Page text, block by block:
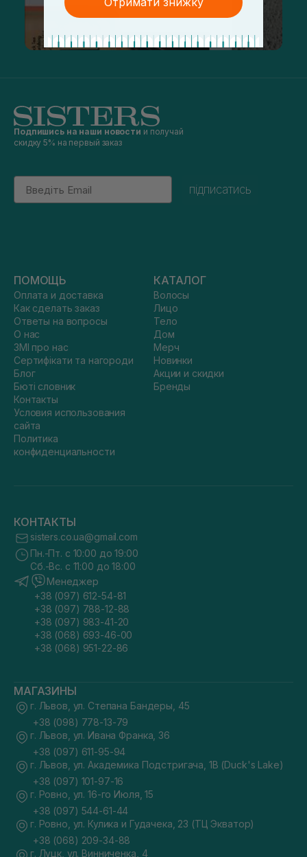
Подпишись на наши новости и получай
скидку 5% на первый заказ
Email
підписатись
ПОМОЩЬ
Оплата и доставка
Как сделать заказ
Ответы на вопросы
О нас
ЗМІ про нас
Сертифікати та нагороди
Блог
Бюті словник
Контакты
Условия использования
сайта
Политика
конфиденциальности
КАТАЛОГ
Волосы
Лицо
Тело
Дом
Мерч
Новинки
Акции и скидки
Бренды
КОНТАКТЫ
sisters.co.ua@gmail.com
Пн.-Пт. с 10:00 до 19:00
Сб.-Вс. с 11:00 до 18:00
Менеджер
+38 (097) 612-54-81
+38 (097) 788-12-88
+38 (097) 983-41-20
+38 (068) 693-46-00
+38 (068) 951-22-86
МАГАЗИНЫ
г. Львов, ул. Степана Бандеры, 45
+38 (098) 778-13-79
г. Львов, ул. Ивана Франка, 36
+38 (097) 611-95-94
г. Львов, ул. Академика Подстригача, 1В (Duck's Lake)
+38 (097) 101-97-16
г. Ровно, ул. 16-го Июля, 15
+38 (097) 544-61-44
г. Ровно, ул. Кулика и Гудачека, 23 (ТЦ Экватор)
+38 (068) 209-34-88
г. Луцк, ул. Винниченка, 4